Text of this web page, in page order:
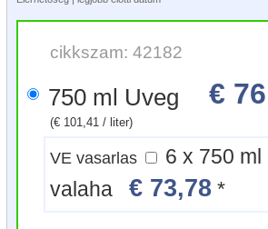
cikkszam: 42182
750 ml Uveg €
(€ 101,41 / liter)
VE vasarlas
6 x 750 ml Uveg hogy
valaha€ 73,78 *